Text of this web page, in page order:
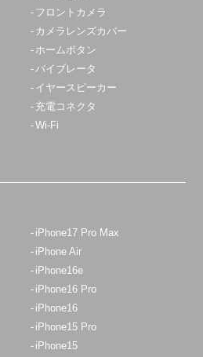
フロントカメラ
カメラレンズカバー
ホームボタン
バイブレータ
イヤースピーカー
充電コネクタ
Wi-Fi
iPhone17 Pro Max
iPhone Air
iPhone16e
iPhone16 Pro
iPhone16
iPhone15 Pro
iPhone15